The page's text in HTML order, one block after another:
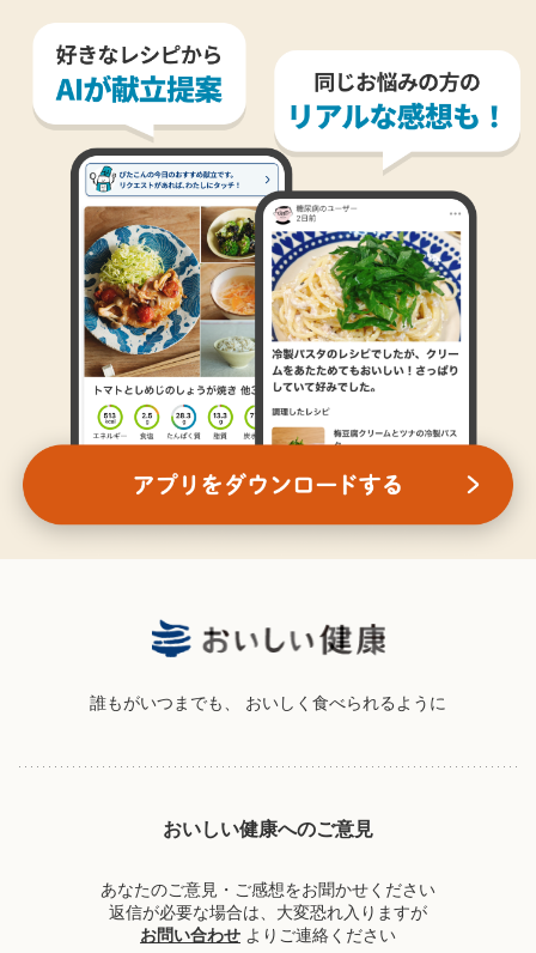
誰もがいつまでも、 おいしく食べられるように
おいしい健康へのご意見
あなたのご意見・ご感想をお聞かせください
返信が必要な場合は、大変恐れ入りますが
お問い合わせ よりご連絡ください